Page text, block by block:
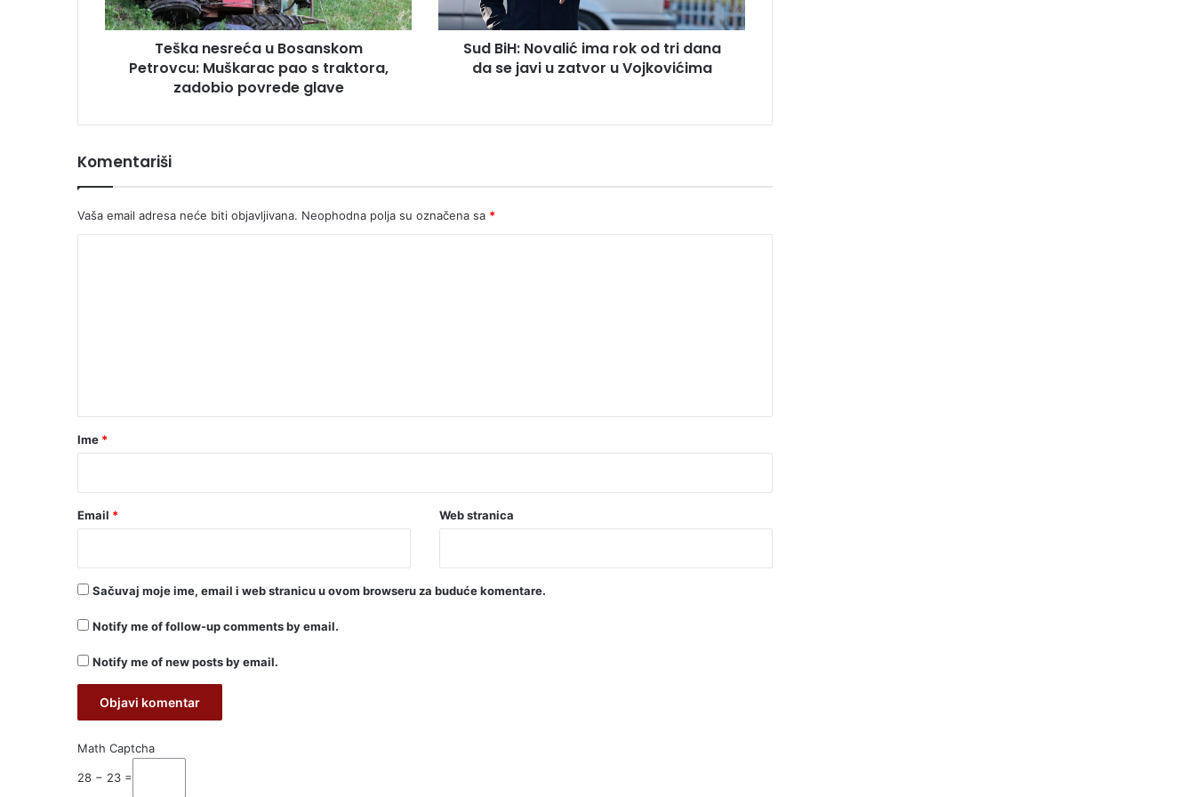
s
traktora,
povrede
Teška nesreća u Bosanskom
Petrovcu: Muškarac pao s traktora,
zadobio povrede glave
dana
da
u
Sud BiH: Novalić ima rok od tri dana
da se javi u zatvor u Vojkovićima
Komentariši
Vaša email adresa neće biti objavljivana. Neophodna polja su označena sa *
r
Ime *
Email * Web stranica
Sačuvaj moje ime, email i web stranicu u ovom browseru za buduće komentare.
Notify me of follow-up comments by email.
Notify me of new posts by email.
Math Captcha
28 − 23 =